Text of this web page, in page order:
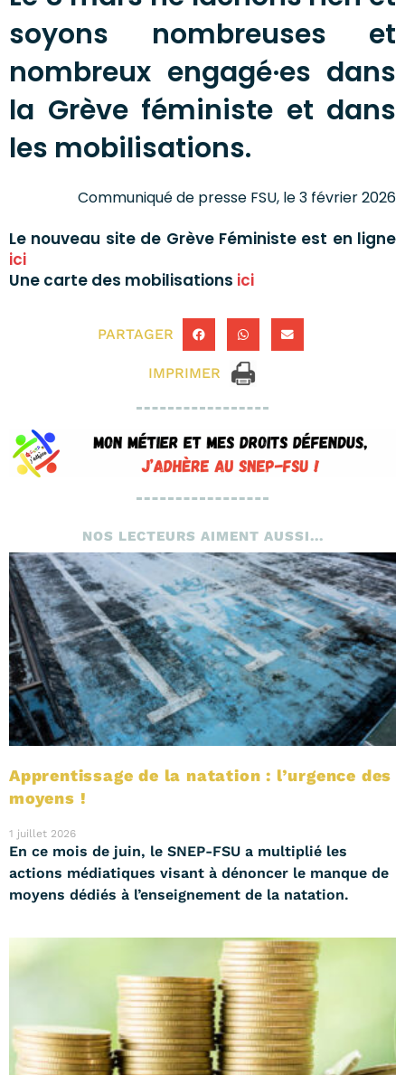
soyons nombreuses et
nombreux engagé·es dans
la Grève féministe et dans
les mobilisations.
Communiqué de presse FSU, le 3 février 2026
Le nouveau site de Grève Féministe est en ligne
ici
Une carte des mobilisations ici
PARTAGER
IMPRIMER
NOS LECTEURS AIMENT AUSSI...
Apprentissage de la natation : l’urgence des
moyens !
1 juillet 2026
En ce mois de juin, le SNEP-FSU a multiplié les
actions médiatiques visant à dénoncer le manque de
moyens dédiés à l’enseignement de la natation.